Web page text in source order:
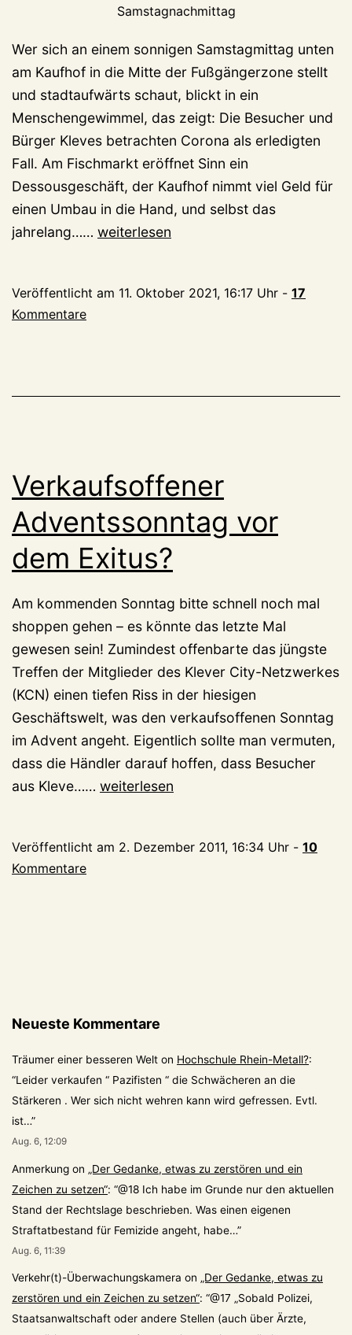
Samstagnachmittag
Wer sich an einem sonnigen Samstagmittag unten
am Kaufhof in die Mitte der Fußgängerzone stellt
und stadtaufwärts schaut, blickt in ein
Menschengewimmel, das zeigt: Die Besucher und
Bürger Kleves betrachten Corona als erledigten
Fall. Am Fischmarkt eröffnet Sinn ein
Dessousgeschäft, der Kaufhof nimmt viel Geld für
einen Umbau in die Hand, und selbst das
jahrelang…… Wer
den
weiterlesen
Veröffentlicht am 11. Oktober 2021, 16:17 Uhr - 17
Kommentare
Verkaufsoffener
Adventssonntag vor
dem Exitus?
Am kommenden Sonntag bitte schnell noch mal
shoppen gehen – es könnte das letzte Mal
gewesen sein! Zumindest offenbarte das jüngste
Treffen der Mitglieder des Klever City-Netzwerkes
(KCN) einen tiefen Riss in der hiesigen
Geschäftswelt, was den verkaufsoffenen Sonntag
im Advent angeht. Eigentlich sollte man vermuten,
dass die Händler darauf hoffen, dass Besucher
aus Kleve…… Verkaufsoffener
dem
weiterlesen
Veröffentlicht am 2. Dezember 2011, 16:34 Uhr - 10
Kommentare
Neueste Kommentare
Träumer einer besseren Welt on Hochschule Rhein-Metall?:
“Leider verkaufen “ Pazifisten “ die Schwächeren an die
Stärkeren . Wer sich nicht wehren kann wird gefressen. Evtl.
ist…”
Aug. 6, 12:09
Anmerkung on „Der Gedanke, etwas zu zerstören und ein
Zeichen zu setzen“: “@18 Ich habe im Grunde nur den aktuellen
Stand der Rechtslage beschrieben. Was einen eigenen
Straftatbestand für Femizide angeht, habe…”
Aug. 6, 11:39
Verkehr(t)-Überwachungskamera on „Der Gedanke, etwas zu
zerstören und ein Zeichen zu setzen“: “@17 „Sobald Polizei,
Staatsanwaltschaft oder andere Stellen (auch über Ärzte,